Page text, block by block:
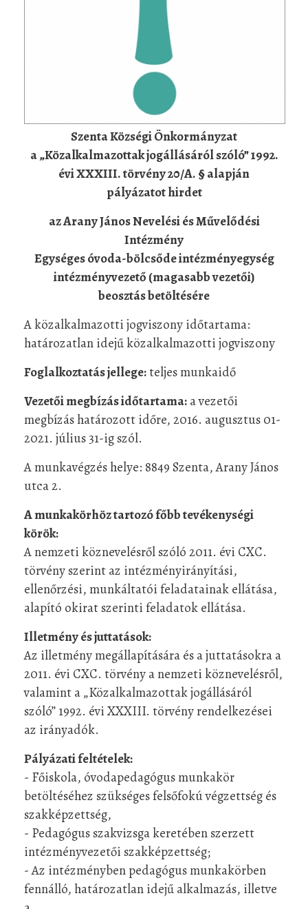
Szenta Községi Önkormányzat
a „Közalkalmazottak jogállásáról szóló” 1992.
évi XXXIII. törvény 20/A. § alapján
pályázatot hirdet
az Arany János Nevelési és Művelődési
Intézmény
Egységes óvoda-bölcsőde intézményegység
intézményvezető (magasabb vezetői)
beosztás betöltésére
A közalkalmazotti jogviszony időtartama:
határozatlan idejű közalkalmazotti jogviszony
Foglalkoztatás jellege: teljes munkaidő
Vezetői megbízás időtartama: a vezetői
megbízás határozott időre, 2016. augusztus 01-
2021. július 31-ig szól.
A munkavégzés helye: 8849 Szenta, Arany János
utca 2.
A munkakörhöz tartozó főbb tevékenységi
körök:
A nemzeti köznevelésről szóló 2011. évi CXC.
törvény szerint az intézményirányítási,
ellenőrzési, munkáltatói feladatainak ellátása,
alapító okirat szerinti feladatok ellátása.
Illetmény és juttatások:
Az illetmény megállapítására és a juttatásokra a
2011. évi CXC. törvény a nemzeti köznevelésről,
valamint a „Közalkalmazottak jogállásáról
szóló” 1992. évi XXXIII. törvény rendelkezései
az irányadók.
Pályázati feltételek:
- Főiskola, óvodapedagógus munkakör
betöltéséhez szükséges felsőfokú végzettség és
szakképzettség,
- Pedagógus szakvizsga keretében szerzett
intézményvezetői szakképzettség;
- Az intézményben pedagógus munkakörben
fennálló, határozatlan idejű alkalmazás, illetve